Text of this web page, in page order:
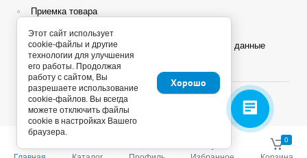
Приемка товара
Гарантия
Политика конфиденциальности и персональные данные
Яндекс Сплит
0
Этот сайт использует
cookie-файлы и другие
технологии для улучшения
его работы. Продолжая
работу с сайтом, Вы
разрешаете использование
cookie-файлов. Вы всегда
можете отключить файлы
cookie в настройках Вашего
браузера.
Хорошо